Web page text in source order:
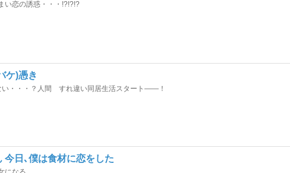
い恋の誘惑・・・!?!?!?
ケ)憑き
い・・・？人間 すれ違い同居生活スタート――！
今日､僕は食材に恋をした